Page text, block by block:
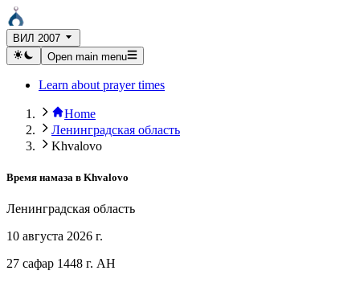
ВИЛ 2007
Open main menu
Learn about prayer times
Home
Ленинградская область
Khvalovo
Время намаза в Khvalovo
Ленинградская область
10 августа 2026 г.
27 сафар 1448 г. AH